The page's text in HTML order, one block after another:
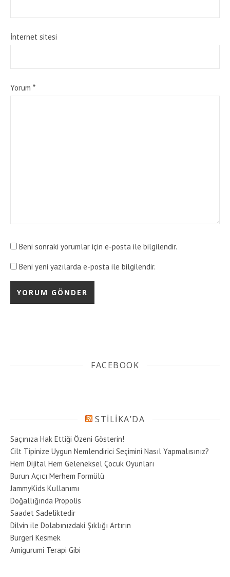
İnternet sitesi
Yorum *
Beni sonraki yorumlar için e-posta ile bilgilendir.
Beni yeni yazılarda e-posta ile bilgilendir.
FACEBOOK
STILIKA’DA
Saçınıza Hak Ettiği Özeni Gösterin!
Cilt Tipinize Uygun Nemlendirici Seçimini Nasıl Yapmalısınız?
Hem Dijital Hem Geleneksel Çocuk Oyunları
Burun Açıcı Merhem Formülü
JammyKids Kullanımı
Doğallığında Propolis
Saadet Sadeliktedir
Dilvin ile Dolabınızdaki Şıklığı Artırın
Burgeri Kesmek
Amigurumi Terapi Gibi